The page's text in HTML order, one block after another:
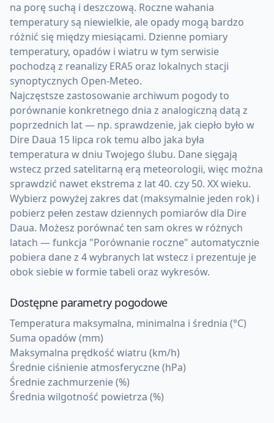
na porę suchą i deszczową. Roczne wahania
temperatury są niewielkie, ale opady mogą bardzo
różnić się między miesiącami. Dzienne pomiary
temperatury, opadów i wiatru w tym serwisie
pochodzą z reanalizy ERA5 oraz lokalnych stacji
synoptycznych Open-Meteo.
Najczęstsze zastosowanie archiwum pogody to
porównanie konkretnego dnia z analogiczną datą z
poprzednich lat — np. sprawdzenie, jak ciepło było w
Dire Daua 15 lipca rok temu albo jaka była
temperatura w dniu Twojego ślubu. Dane sięgają
wstecz przed satelitarną erą meteorologii, więc można
sprawdzić nawet ekstrema z lat 40. czy 50. XX wieku.
Wybierz powyżej zakres dat (maksymalnie jeden rok) i
pobierz pełen zestaw dziennych pomiarów dla Dire
Daua. Możesz porównać ten sam okres w różnych
latach — funkcja "Porównanie roczne" automatycznie
pobiera dane z 4 wybranych lat wstecz i prezentuje je
obok siebie w formie tabeli oraz wykresów.
Dostępne parametry pogodowe
Temperatura maksymalna, minimalna i średnia (°C)
Suma opadów (mm)
Maksymalna prędkość wiatru (km/h)
Średnie ciśnienie atmosferyczne (hPa)
Średnie zachmurzenie (%)
Średnia wilgotność powietrza (%)